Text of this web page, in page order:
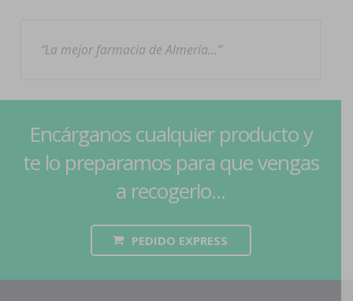
La mejor farmacia de Almería…
Encárganos cualquier producto y
te lo preparamos para que vengas
a recogerlo...
PEDIDO EXPRESS